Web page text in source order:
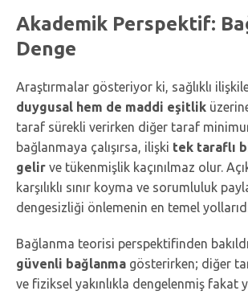
Akademik Perspektif:
Denge
Araştırmalar gösteriyor ki, sağlıklı
duygusal hem de maddi eşitlik
taraf sürekli verirken diğer taraf
bağlanmaya çalışırsa, ilişki tek taraflı
gelir ve tükenmişlik kaçınılmaz olur.
karşılıklı sınır koyma ve sorumluluk
dengesizliği önlemenin en temel
Bağlanma teorisi perspektifinden
güvenli bağlanma gösterirken; diğer
ve fiziksel yakınlıkla dengelenmiş fakat